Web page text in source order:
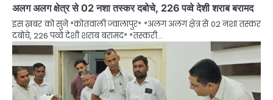
अलग अलग क्षेत्र से 02 नशा तस्कर दबोचे, 226 पव्वे देशी शराब बरामद
इस ख़बर को सुने *कोतवाली ज्वालापुर* *अलग अलग क्षेत्र से 02 नशा तस्कर
दबोचे, 226 पव्वे देशी शराब बरामद* *तस्करी…